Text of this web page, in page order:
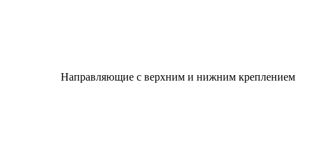
Направляющие с верхним и нижним креплением